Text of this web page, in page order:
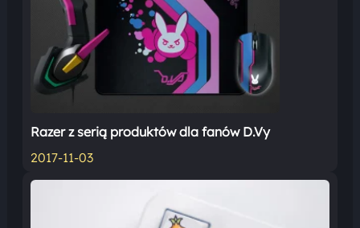
Razer z serią produktów dla fanów D.Vy
2017-11-03